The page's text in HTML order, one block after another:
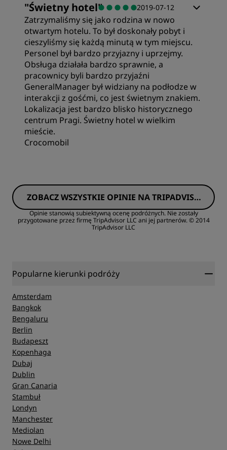
Wartość
Jakość noclegu
Lokalizacja
Czystość
"Świetny hotel" 2019-07-12
Zatrzymaliśmy się jako rodzina w nowo
otwartym hotelu. To był doskonały pobyt i
cieszyliśmy się każdą minutą w tym miejscu.
Personel był bardzo przyjazny i uprzejmy.
Obsługa działała bardzo sprawnie, a
pracownicy byli bardzo przyjaźni
GeneralManager był widziany na podłodze w
interakcji z gośćmi, co jest świetnym znakiem.
Lokalizacja jest bardzo blisko historycznego
centrum Pragi. Świetny hotel w wielkim
mieście.
Crocomobil
ZOBACZ WSZYSTKIE OPINIE NA TRIPADVISO
R
Opinie stanowią subiektywną ocenę podróżnych. Nie zostały
przygotowane przez firmę TripAdvisor LLC ani jej partnerów. © 2014
TripAdvisor LLC
Popularne kierunki podróży
Amsterdam
Bangkok
Bengaluru
Berlin
Budapeszt
Kopenhaga
Dubaj
Dublin
Gran Canaria
Stambuł
Londyn
Manchester
Mediolan
Nowe Delhi